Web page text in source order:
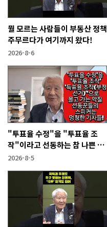
뭘 모르는 사람들이 부동산 정책
주무르다가 여기까지 왔다!
2026-8-6
"투표율 수정"을 "투표율 조
작"이라고 선동하는 참 나쁜 사
람들!
2026-8-5